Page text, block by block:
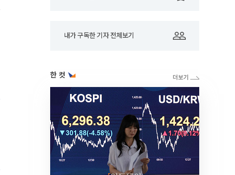
내가 구독한 기자 전체보기
한 컷